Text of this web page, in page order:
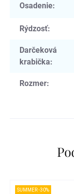
Osadenie:
Rýdzosť:
Darčeková
krabička:
Rozmer:
SUMMER -30%